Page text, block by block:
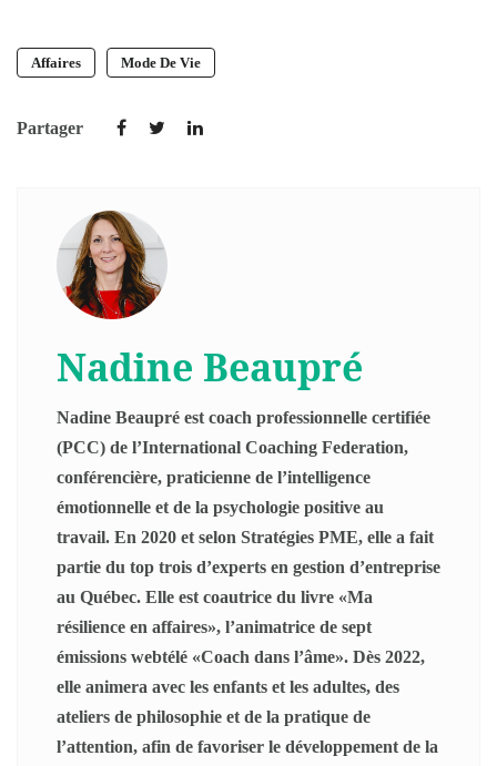
Affaires Mode De Vie
Partager
Nadine Beaupré
Nadine Beaupré est coach professionnelle certifiée
(PCC) de l’International Coaching Federation,
conférencière, praticienne de l’intelligence
émotionnelle et de la psychologie positive au
travail. En 2020 et selon Stratégies PME, elle a fait
partie du top trois d’experts en gestion d’entreprise
au Québec. Elle est coautrice du livre «Ma
résilience en affaires», l’animatrice de sept
émissions webtélé «Coach dans l’âme». Dès 2022,
elle animera avec les enfants et les adultes, des
ateliers de philosophie et de la pratique de
l’attention, afin de favoriser le développement de la